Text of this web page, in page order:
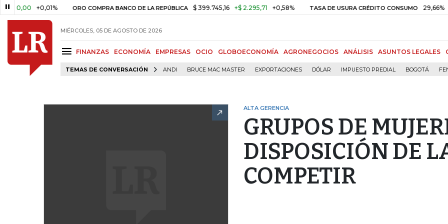
+0,01% ORO COMPRA BANCO DE LA REPÚBLICA $ 399.745,16 +$ 2.295,71 +0,58% TASA DE USURA CRÉDITO CONSUMO 29,66%
MIÉRCOLES, 05 DE AGOSTO DE 2026
FINANZAS ECONOMÍA EMPRESAS OCIO GLOBOECONOMÍA AGRONEGOCIOS ANÁLISIS ASUNTOS LEGALES
TEMAS DE CONVERSACIÓN ANDI BRUCE MAC MASTER EXPORTACIONES DÓLAR IMPUESTO PREDIAL BOGOTÁ
ALTA GERENCIA
GRUPOS DE
DISPOSICIÓN DE
COMPETIR